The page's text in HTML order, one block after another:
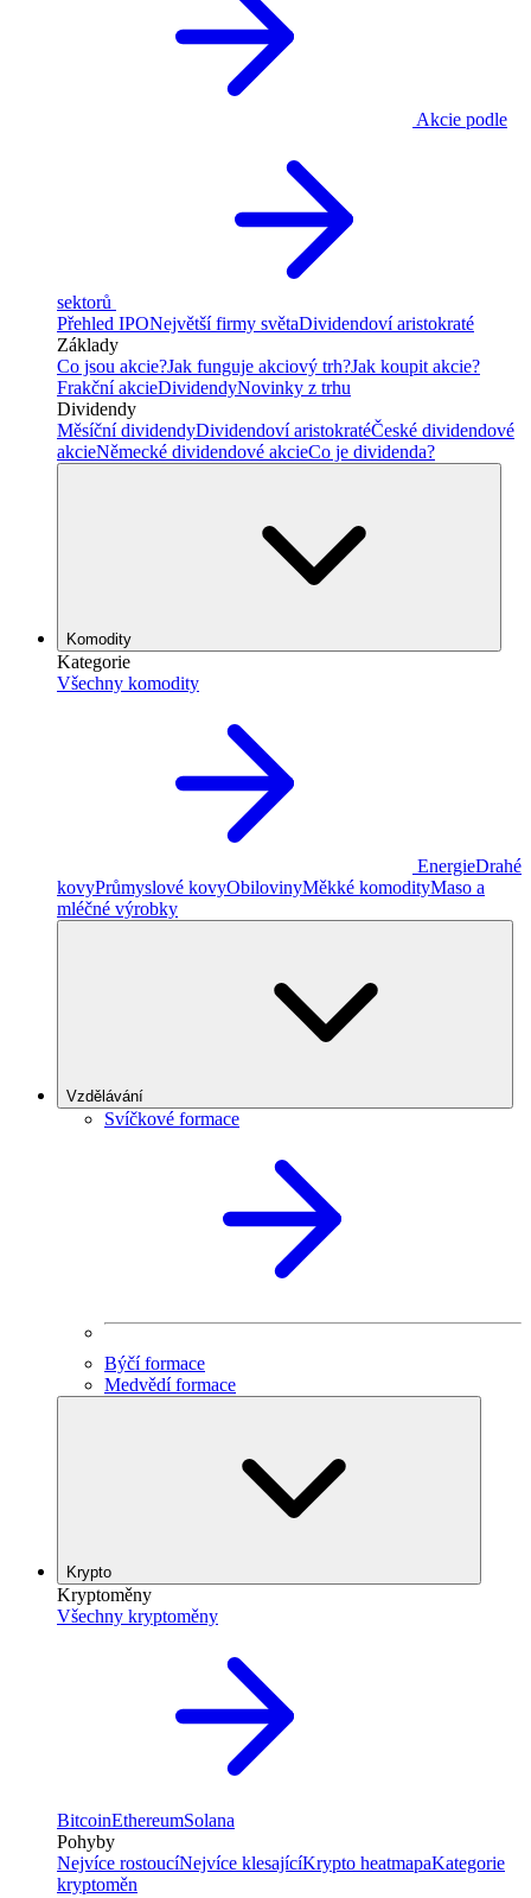
Akcie podle
sektorů
Přehled IPONejvětší firmy světaDividendoví aristokraté
Základy
Co jsou akcie?Jak funguje akciový trh?Jak koupit akcie?
Frakční akcieDividendyNovinky z trhu
Dividendy
Měsíční dividendyDividendoví aristokratéČeské dividendové
akcieNěmecké dividendové akcieCo je dividenda?
Komodity
Kategorie
Všechny komodity
EnergieDrahé
kovyPrůmyslové kovyObilovinyMěkké komodityMaso a
mléčné výrobky
Vzdělávání
Svíčkové formace
Býčí formace
Medvědí formace
Krypto
Kryptoměny
Všechny kryptoměny
BitcoinEthereumSolana
Pohyby
Nejvíce rostoucíNejvíce klesajícíKrypto heatmapaKategorie
kryptoměn